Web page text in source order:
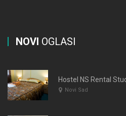
NOVI OGLASI
Hostel NS Rental
Novi Sad